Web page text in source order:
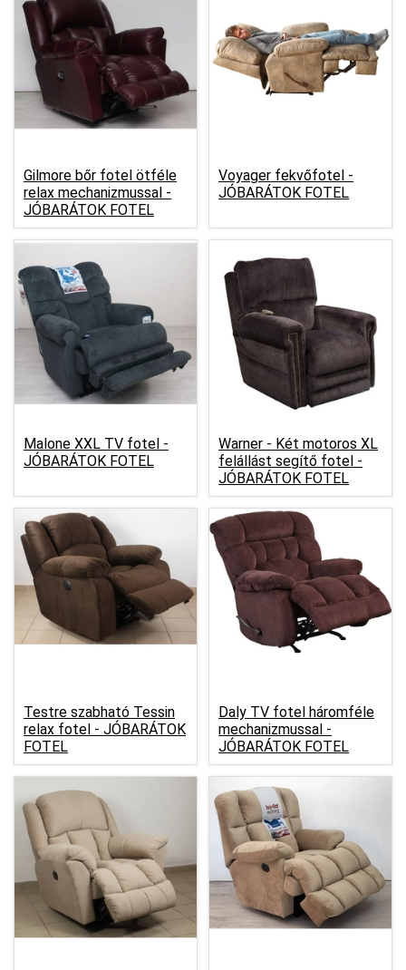
Gilmore bőr fotel ötféle
relax mechanizmussal -
JÓBARÁTOK FOTEL
Voyager fekvőfotel -
JÓBARÁTOK FOTEL
Malone XXL TV fotel -
JÓBARÁTOK FOTEL
Warner - Két motoros XL
felállást segítő fotel -
JÓBARÁTOK FOTEL
Testre szabható Tessin
relax fotel - JÓBARÁTOK
FOTEL
Daly TV fotel háromféle
mechanizmussal -
JÓBARÁTOK FOTEL